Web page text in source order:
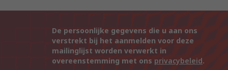
De persoonlijke gegevens die u aan ons
verstrekt bij het aanmelden voor deze
mailinglijst worden verwerkt in
overeenstemming met ons privacybeleid.